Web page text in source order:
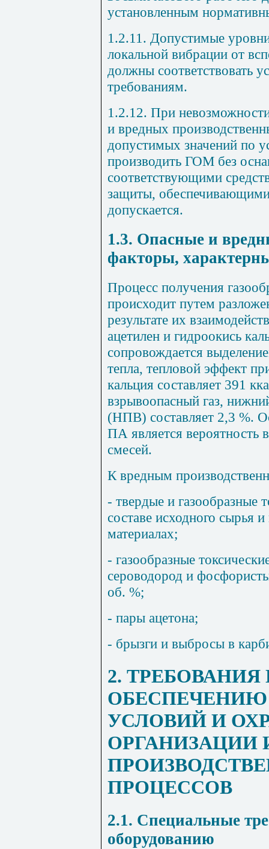
установленным
1.2.11. Допустимые
локальной вибрации от
должны соответствовать
требованиям.
1.2.12. При
и вредных
допустимых значений по
производить ГОМ без
соответствующими
защиты, обеспечивающими
допускается.
1.3. Опасные и
факторы,
Процесс получения
происходит путем
результате их
ацетилен и гидроокись
сопровождается
тепла, тепловой эффект
кальция составляет 391
взрывоопасный газ,
(НПВ) составляет 2,3 %.
ПА является вероятность
смесей.
К вредным
- твердые и газообразные
составе исходного сырья
материалах;
- газообразные
сероводород и
об. %;
- пары ацетона;
- брызги и выбросы в
2. ТРЕБОВАНИЯ
УСЛОВИЙ И
ОРГАНИЗАЦИИ
ПРОЦЕССОВ
2.1. Специальные
оборудованию